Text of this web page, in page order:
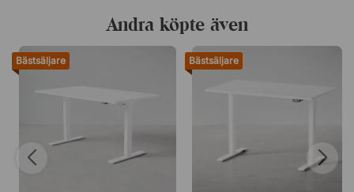
Andra köpte även
Bästsäljare Bästsäljare